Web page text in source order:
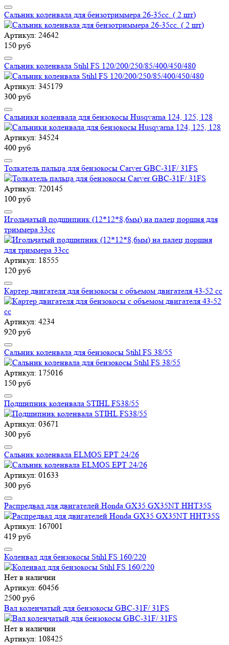
Сальник коленвала для бензотриммера 26-35cc. ( 2 шт)
Артикул: 24642
150 руб
Сальник коленвала Stihl FS 120/200/250/85/400/450/480
Артикул: 345179
300 руб
Сальники коленвала для бензокосы Husqvarna 124, 125, 128
Артикул: 34524
400 руб
Толкатель пальца для бензокосы Carver GBC-31F/ 31FS
Артикул: 720145
100 руб
Игольчатый подшипник (12*12*8,6мм) на палец поршня для
триммера 33сс
Артикул: 18555
120 руб
Картер двигателя для бензокосы с объемом двигателя 43-52 сс
Артикул: 4234
920 руб
Сальник коленвала для бензокосы Stihl FS 38/55
Артикул: 175016
150 руб
Подшипник коленвала STIHL FS38/55
Артикул: 03671
300 руб
Сальник коленвала ELMOS EPT 24/26
Артикул: 01633
300 руб
Распредвал для двигателей Honda GX35 GX35NT HHT35S
Артикул: 167001
419 руб
Коленвал для бензокосы Stihl FS 160/220
Нет в наличии
Артикул: 60456
2500 руб
Вал коленчатый для бензокосы GBC-31F/ 31FS
Нет в наличии
Артикул: 108425